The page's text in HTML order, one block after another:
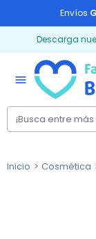
Envíos
Descarga
menu
Inicio Cosmética